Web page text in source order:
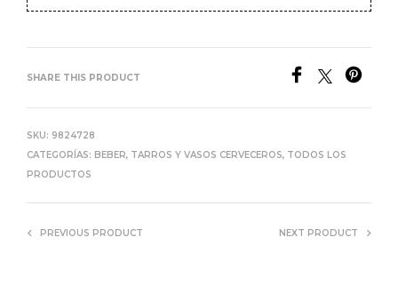
SHARE THIS PRODUCT
SKU: 9824728
CATEGORÍAS: BEBER, TARROS Y VASOS CERVECEROS, TODOS LOS
PRODUCTOS
PREVIOUS PRODUCT NEXT PRODUCT